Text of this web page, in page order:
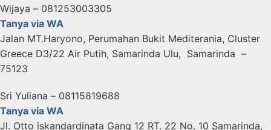
Wijaya – 081253003305
Tanya via WA
Jalan MT.Haryono, Perumahan Bukit Mediterania, Cluster
Greece D3/22 Air Putih, Samarinda Ulu, Samarinda –
75123
Sri Yuliana – 08115819688
Tanya via WA
Jl. Otto iskandardinata Gang 12 RT. 22 No. 10 Samarinda,